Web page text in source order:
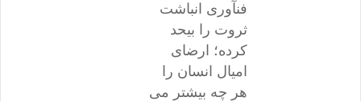
فنآوری انباشت
ثروت را بیحد
کرده؛ ارضای
امیال انسان را
هر چه بیشتر می